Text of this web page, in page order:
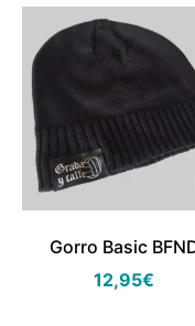
Gorro Basic
12,95€